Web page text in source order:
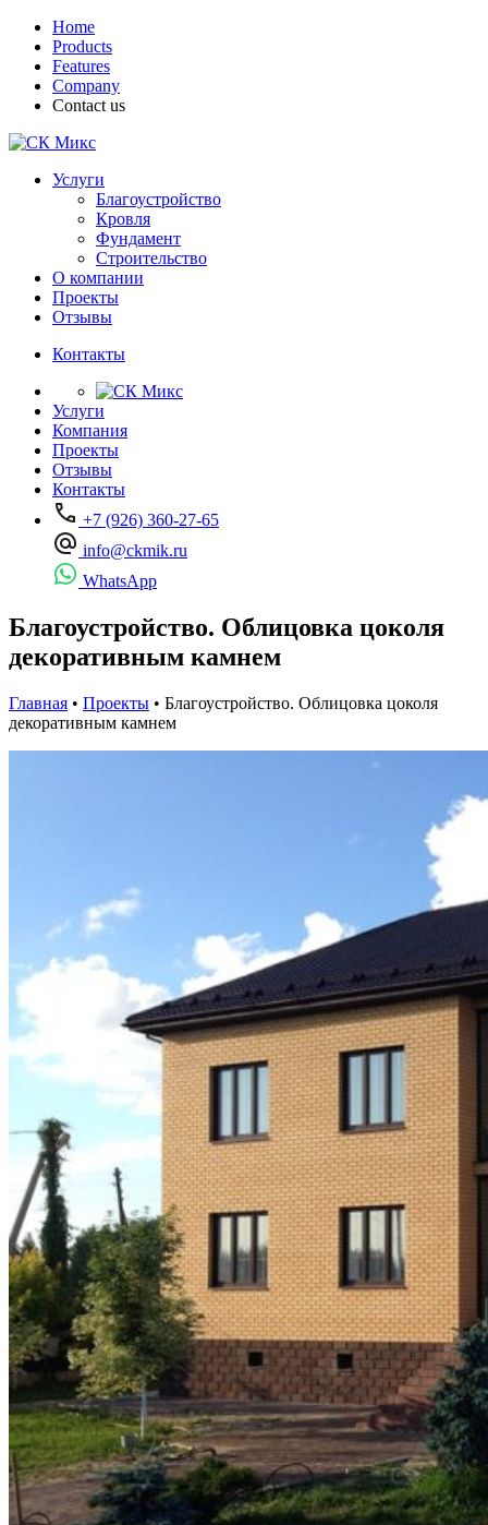
Home
Products
Features
Company
Contact us
Услуги
Благоустройство
Кровля
Фундамент
Строительство
О компании
Проекты
Отзывы
Контакты
Услуги
Компания
Проекты
Отзывы
Контакты
+7 (926) 360-27-65
info@ckmik.ru
WhatsApp
Благоустройство. Облицовка цоколя
декоративным камнем
Главная • Проекты • Благоустройство. Облицовка цоколя
декоративным камнем